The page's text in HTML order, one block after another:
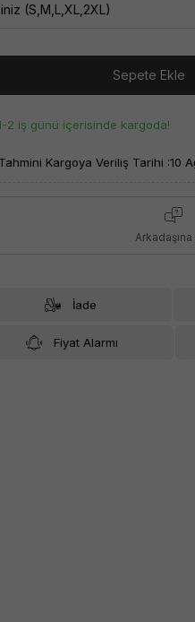
(S,M,L,XL,2XL)
Sepete Ekle
2 iş günü içerisinde kargoda!
Tahmini Kargoya Veriliş Tarihi :10
Arkadaşına
İade
Fiyat Alarmı